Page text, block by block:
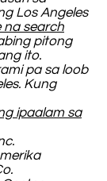
Los Angeles
na search
pitong
ito.
pa sa loob
Kung
ipaalam sa